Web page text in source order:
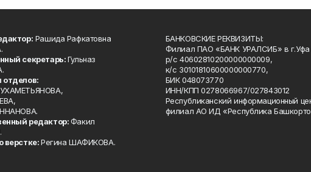
Рашида Рафкатовна
секретарь:Гульназ
отделов:
редактор:Факил
верстке:Регина ШАФИКОВА.
БАНКОВСКИЕ РЕКВИЗИТЫ:
Филиал ПАО «БАНК УРАЛСИБ» в г.Уфа
р/с 40602810200000000009,
к/с 30101810600000000770,
БИК 048073770
ИНН/КПП 0278066967/027843012
Республиканский информационный
филиал АО ИД «Республика